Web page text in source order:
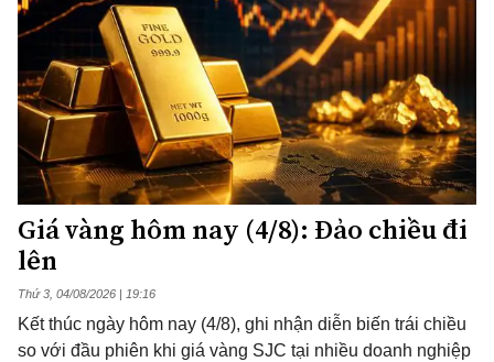
Giá vàng hôm nay (4/8): Đảo chiều đi
lên
Thứ 3, 04/08/2026 | 19:16
Kết thúc ngày hôm nay (4/8), ghi nhận diễn biến trái chiều
so với đầu phiên khi giá vàng SJC tại nhiều doanh nghiệp